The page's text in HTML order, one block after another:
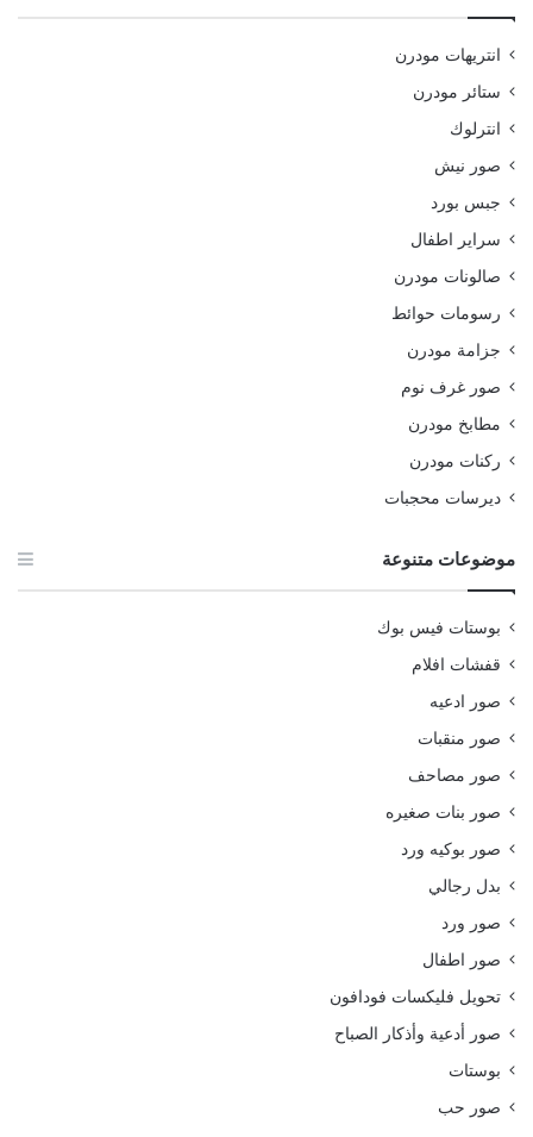
انتريهات مودرن
ستائر مودرن
انترلوك
صور نيش
جبس بورد
سراير اطفال
صالونات مودرن
رسومات حوائط
جزامة مودرن
صور غرف نوم
مطابخ مودرن
ركنات مودرن
ديرسات محجبات
موضوعات متنوعة
بوستات فيس بوك
قفشات افلام
صور ادعيه
صور منقبات
صور مصاحف
صور بنات صغيره
صور بوكيه ورد
بدل رجالي
صور ورد
صور اطفال
تحويل فليكسات فودافون
صور أدعية وأذكار الصباح
بوستات
صور حب